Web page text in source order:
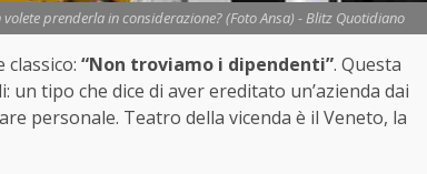
prenderla in considerazione? (Foto Ansa) - Blitz Quotidiano
“Non troviamo i dipendenti”. Questa
tipo che dice di aver ereditato un’azienda dai
personale. Teatro della vicenda è il Veneto, la